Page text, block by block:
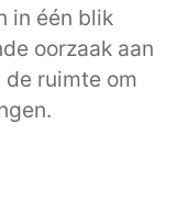
in één blik
oorzaak aan
ruimte om